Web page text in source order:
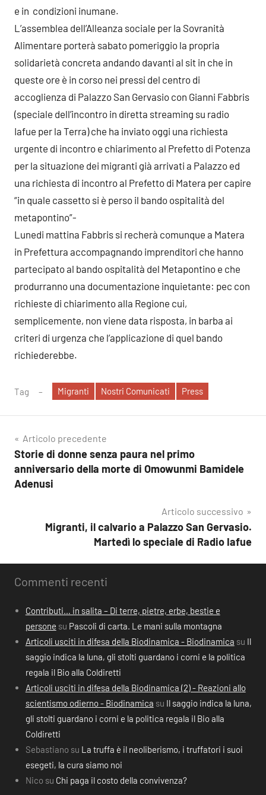
e in condizioni inumane.
L’assemblea dell’Alleanza sociale per la Sovranità
Alimentare porterà sabato pomeriggio la propria
solidarietà concreta andando davanti al sit in che in
queste ore è in corso nei pressi del centro di
accoglienza di Palazzo San Gervasio con Gianni Fabbris
(speciale dell’incontro in diretta streaming su radio
Iafue per la Terra) che ha inviato oggi una richiesta
urgente di incontro e chiarimento al Prefetto di Potenza
per la situazione dei migranti già arrivati a Palazzo ed
una richiesta di incontro al Prefetto di Matera per capire
“in quale cassetto si è perso il bando ospitalità del
metapontino”-
Lunedi mattina Fabbris si recherà comunque a Matera
in Prefettura accompagnando imprenditori che hanno
partecipato al bando ospitalità del Metapontino e che
produrranno una documentazione inquietante: pec con
richieste di chiarimento alla Regione cui,
semplicemente, non viene data risposta, in barba ai
criteri di urgenza che l’applicazione di quel bando
richiederebbe.
Tag Migranti Nostri Comunicati Press
Navigazione
articoli
Articolo precedente
Storie di donne senza paura nel primo
anniversario della morte di Omowunmi Bamidele
Adenusi
Articolo successivo
Migranti, il calvario a Palazzo San Gervasio.
Martedì lo speciale di Radio Iafue
Commenti recenti
Contributi… in salita – Di terre, pietre, erbe, bestie e
persone su Pascoli di carta. Le mani sulla montagna
Articoli usciti in difesa della Biodinamica - Biodinamica su Il
saggio indica la luna, gli stolti guardano i corni e la politica
regala il Bio alla Coldiretti
Articoli usciti in difesa della Biodinamica (2) - Reazioni allo
scientismo odierno - Biodinamica su Il saggio indica la luna,
gli stolti guardano i corni e la politica regala il Bio alla
Coldiretti
Sebastiano su La truffa è il neoliberismo, i truffatori i suoi
esegeti, la cura siamo noi
Nico su Chi paga il costo della convivenza?